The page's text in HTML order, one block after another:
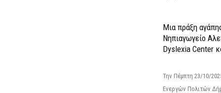
Μια πράξη
Νηπιαγωγείο
Dyslexia Center
Την Πέμπτη 23/10/
Ενεργών Πολιτών